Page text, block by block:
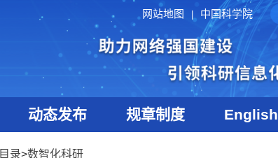
网站地图 中国科学院
动态发布 规章制度 English
目录>数智化科研